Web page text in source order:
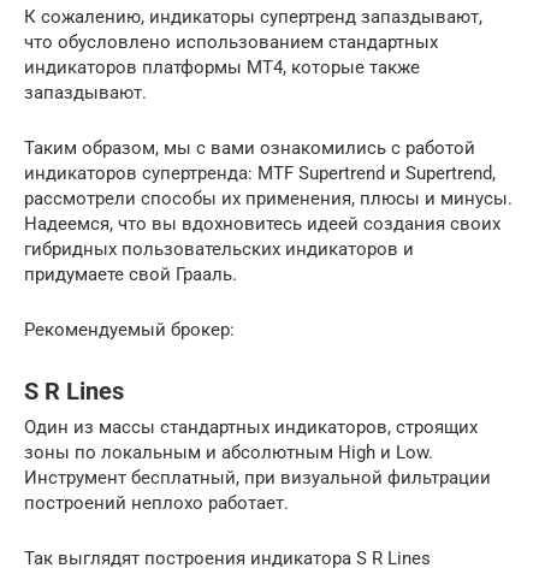
К сожалению, индикаторы супертренд запаздывают,
что обусловлено использованием стандартных
индикаторов платформы МТ4, которые также
запаздывают.
Таким образом, мы с вами ознакомились с работой
индикаторов супертренда: MTF Supertrend и Supertrend,
рассмотрели способы их применения, плюсы и минусы.
Надеемся, что вы вдохновитесь идеей создания своих
гибридных пользовательских индикаторов и
придумаете свой Грааль.
Рекомендуемый брокер:
S R Lines
Один из массы стандартных индикаторов, строящих
зоны по локальным и абсолютным High и Low.
Инструмент бесплатный, при визуальной фильтрации
построений неплохо работает.
Так выглядят построения индикатора S R Lines